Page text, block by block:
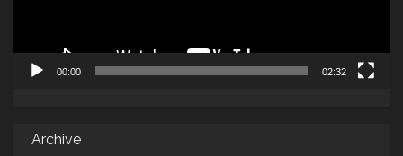
00:00 02:32
Archive